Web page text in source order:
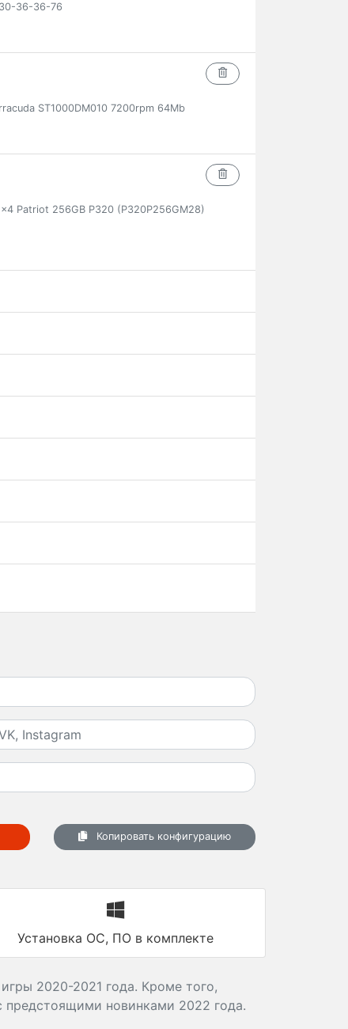
36-36-76
ST1000DM010 7200rpm 64Mb
Patriot 256GB P320 (P320P256GM28)
Копировать конфигурацию
Установка ОС, ПО в комплекте
2020-2021 года. Кроме того,
предстоящими новинками 2022 года.